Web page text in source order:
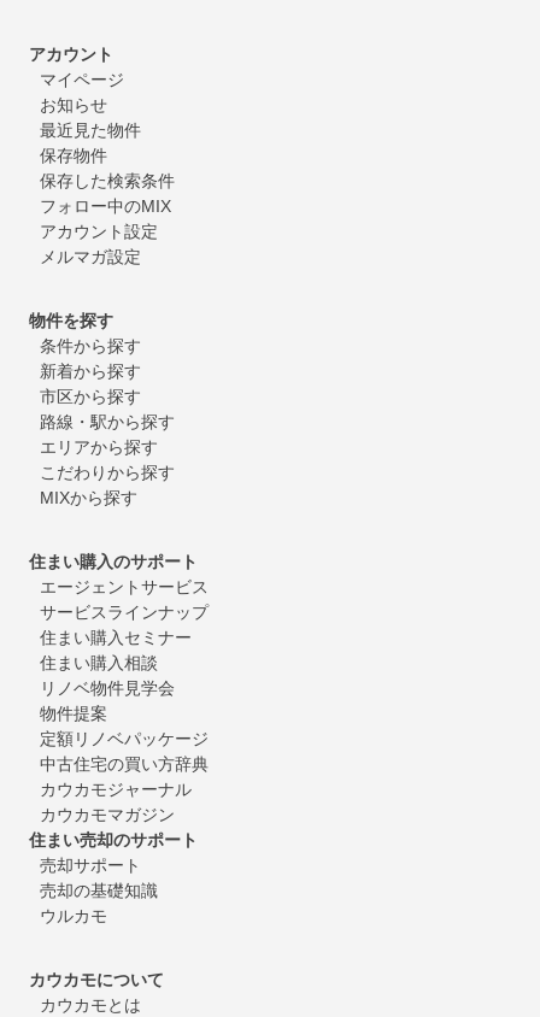
アカウント
マイページ
お知らせ
最近見た物件
保存物件
保存した検索条件
フォロー中のMIX
アカウント設定
メルマガ設定
物件を探す
条件から探す
新着から探す
市区から探す
路線・駅から探す
エリアから探す
こだわりから探す
MIXから探す
住まい購入のサポート
エージェントサービス
サービスラインナップ
住まい購入セミナー
住まい購入相談
リノベ物件見学会
物件提案
定額リノベパッケージ
中古住宅の買い方辞典
カウカモジャーナル
カウカモマガジン
住まい売却のサポート
売却サポート
売却の基礎知識
ウルカモ
カウカモについて
カウカモとは